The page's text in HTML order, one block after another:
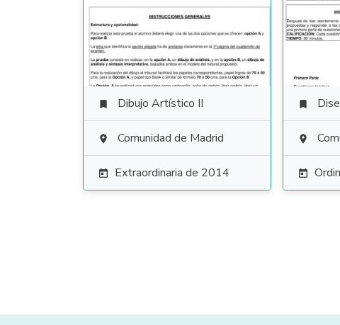
 Dibujo Artístico II
 Comunidad de Madrid
 Extraordinaria de 2014


